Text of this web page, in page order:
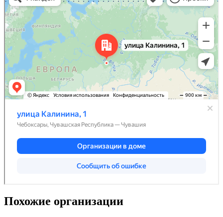
Похожие организации